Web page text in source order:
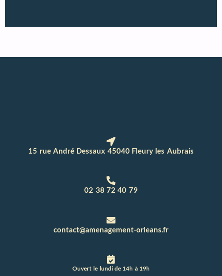
15 rue André Dessaux 45040 Fleury les Aubrais
02 38 72 40 79
contact@amenagement-orleans.fr
Ouvert le lundi de 14h à 19h